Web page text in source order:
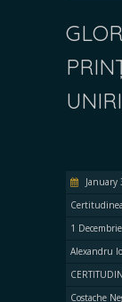
January
1
Alexandru
Costache